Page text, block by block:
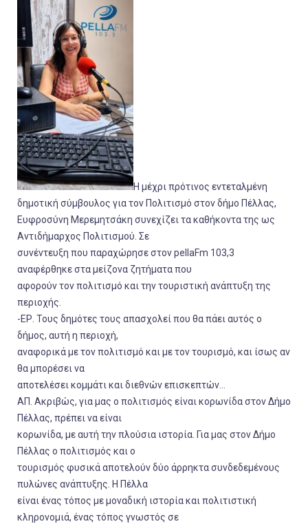
Η μέχρι πρότινος εντεταλμένη
δημοτική σύμβουλος για τον Πολιτισμό στον δήμο Πέλλας,
Ευφροσύνη Μερεμητσάκη συνεχίζει τα καθήκοντα της ως
Αντιδήμαρχος Πολιτισμού. Σε
συνέντευξη που παραχώρησε στον pellaFm 103,3
αναφέρθηκε στα μείζονα ζητήματα που
αφορούν τον πολιτισμό και την τουριστική ανάπτυξη της
περιοχής.
-ΕΡ. Τους δημότες τους απασχολεί που θα πάει αυτός ο
δήμος, αυτή η περιοχή,
αναφορικά με τον πολιτισμό και με τον τουρισμό, και ίσως αν
θα μπορέσει να
αποτελέσει κομμάτι και διεθνών επισκεπτών...
ΑΠ. Ακριβώς, για μας ο πολιτισμός είναι κορωνίδα στον Δήμο
Πέλλας, πρέπει να είναι
κορωνίδα, με αυτή την πλούσια ιστορία. Για μας στον Δήμο
Πέλλας ο πολιτισμός και ο
τουρισμός φυσικά αποτελούν δύο άρρηκτα συνδεδεμένους
πυλώνες ανάπτυξης. Η Πέλλα
είναι ένας τόπος με μοναδική ιστορία και πολιτιστική
κληρονομιά, ένας τόπος γνωστός σε